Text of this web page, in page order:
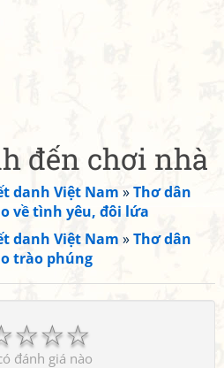
đến chơi nhà
danh Việt Nam »Thơ dân
về tình yêu, đôi lứa
danh Việt Nam »Thơ dân
trào phúng
☆
☆
☆
đánh giá nào